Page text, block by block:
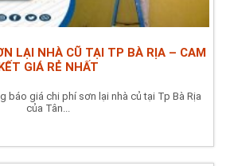
LẠI NHÀ CŨ TẠI TP BÀ RỊA – CAM
GIÁ RẺ NHẤT
báo giá chi phí sơn lại nhà củ tại Tp Bà Rịa
của Tân...